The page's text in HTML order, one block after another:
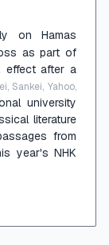
on Hamas
as part of
effect after a
Sankei, Yahoo,
university
literature
from
year's NHK